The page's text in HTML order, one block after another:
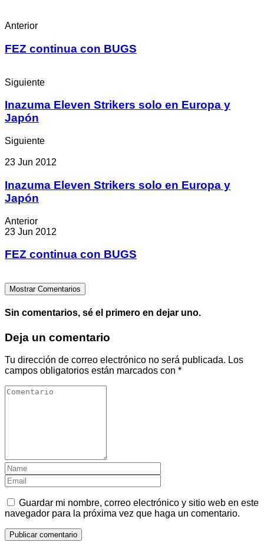
Anterior
FEZ continua con BUGS
Siguiente
Inazuma Eleven Strikers solo en Europa y
Japón
Siguiente
23 Jun 2012
Inazuma Eleven Strikers solo en Europa y
Japón
Anterior
23 Jun 2012
FEZ continua con BUGS
Mostrar Comentarios
Sin comentarios, sé el primero en dejar uno.
Deja un comentario
Tu dirección de correo electrónico no será publicada. Los
campos obligatorios están marcados con *
Guardar mi nombre, correo electrónico y sitio web en este
navegador para la próxima vez que haga un comentario.